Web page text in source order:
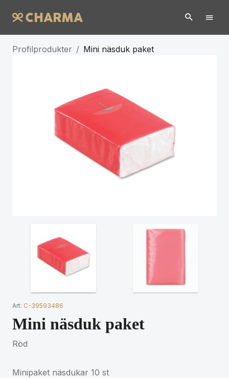
Profilprodukter / Mini näsduk paket
Art: C-39593486
Mini näsduk paket
Röd
Minipaket näsdukar 10 st